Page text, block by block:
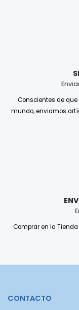
Conscientes de que
mundo, enviamos
Comprar en la Tienda
CONTACTO